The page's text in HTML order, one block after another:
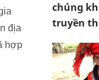
địa
hợp
chúng
truyền